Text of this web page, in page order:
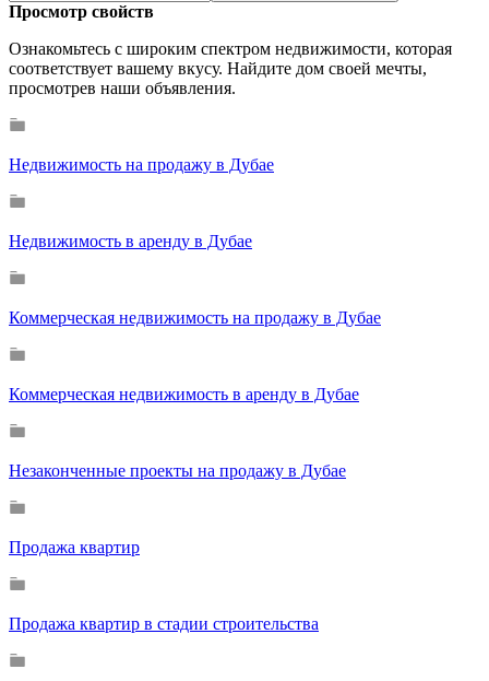
Просмотр свойств
Ознакомьтесь с широким спектром недвижимости, которая
соответствует вашему вкусу. Найдите дом своей мечты,
просмотрев наши объявления.
Недвижимость на продажу в Дубае
Недвижимость в аренду в Дубае
Коммерческая недвижимость на продажу в Дубае
Коммерческая недвижимость в аренду в Дубае
Незаконченные проекты на продажу в Дубае
Продажа квартир
Продажа квартир в стадии строительства